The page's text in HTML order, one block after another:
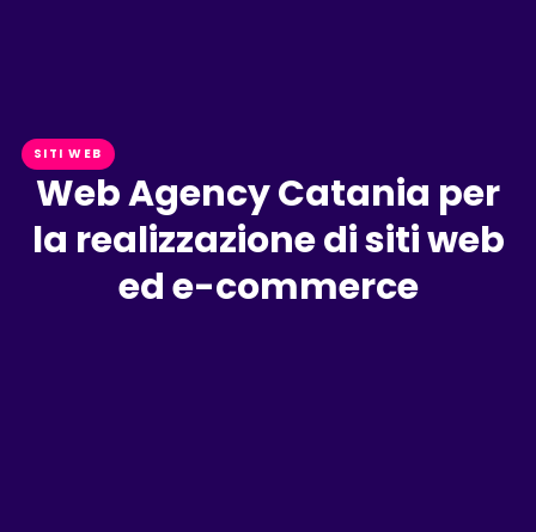
SITI WEB
Web Agency Catania per
la realizzazione di siti web
ed e-commerce